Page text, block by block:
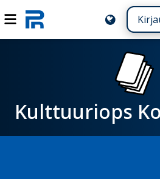
Kulttuuriops